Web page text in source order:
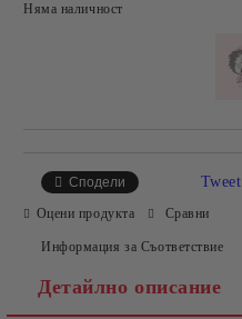
Няма наличност
Сподели Tweet
Оцени продукта Сравни
Информация за Съответствие
Детайлно описание